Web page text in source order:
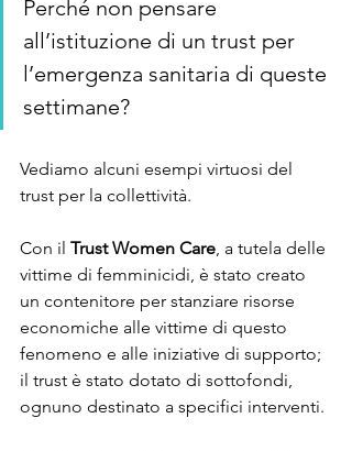
Perché non pensare
all’istituzione di un trust per
l’emergenza sanitaria di queste
settimane?
Vediamo alcuni esempi virtuosi del
trust per la collettività.
Con il Trust Women Care, a tutela delle
vittime di femminicidi, è stato creato
un contenitore per stanziare risorse
economiche alle vittime di questo
fenomeno e alle iniziative di supporto;
il trust è stato dotato di sottofondi,
ognuno destinato a specifici interventi.